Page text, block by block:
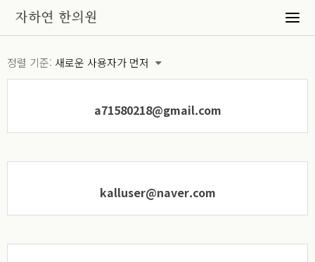
Members
정렬 기준: 새로운 사용자가 먼저
a71580218@gmail.com
kalluser@naver.com